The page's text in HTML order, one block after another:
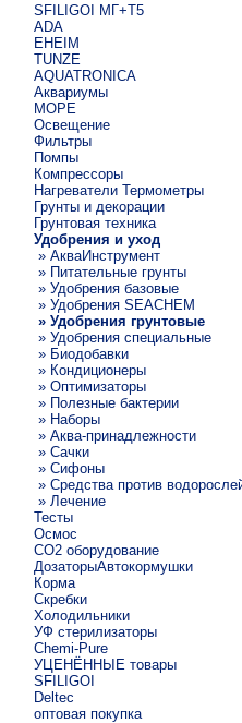
SFILIGOI МГ+Т5
ADA
EHEIM
TUNZE
AQUATRONICA
Аквариумы
МОРЕ
Освещение
Фильтры
Помпы
Компрессоры
Нагреватели Термометры
Грунты и декорации
Грунтовая техника
Удобрения и уход
» АкваИнструмент
» Питательные грунты
» Удобрения базовые
» Удобрения SEACHEM
» Удобрения грунтовые
» Удобрения специальные
» Биодобавки
» Кондиционеры
» Оптимизаторы
» Полезные бактерии
» Наборы
» Аква-принадлежности
» Сачки
» Сифоны
» Средства против
» Лечение
Тесты
Осмос
CO2 оборудование
ДозаторыАвтокормушки
Корма
Скребки
Холодильники
УФ стерилизаторы
Chemi-Pure
УЦЕНЁННЫЕ товары
SFILIGOI
Deltec
оптовая покупка